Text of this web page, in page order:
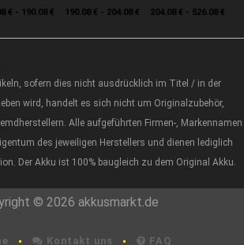
€ - 190.08 € 190.08 € - 204.08 € 204.08 € - 526.08 €
sofern dies nicht ausdrücklich im Titel / in der
wird, handelt es sich nicht um Originalzubehör,
Alle aufgeführten Firmen-, Markennamen
des jeweiligen Herstellers und dienen lediglich
Der Akku ist 100% baugleich zu dem Original Akku.
© 2026 akkusmarkt.de
Kontakt uns FAQ